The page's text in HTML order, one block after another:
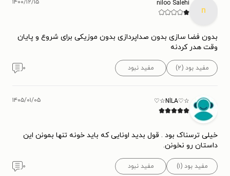
n
niloo Salehi ۱۴۰۰/۱۲/۱۵
بدون فضا سازی بدون صداپردازی بدون موزیکی برای شروع و پایان
وقت هدر کردنه
مفید بود (۲) مفید نبود ۰
☆♡NlLA☆♡ ۱۴۰۵/۰۱/۰۵
خیلی ترسناک بود . قول بدید اونایی که باید خونه تنها بمونن این
داستان رو نخونن.
مفید بود (۱) مفید نبود ۰